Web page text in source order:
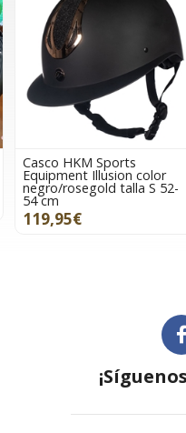
Casco HKM Sports
Equipment Illusion color
negro/rosegold talla S 52-
54 cm
119,95€